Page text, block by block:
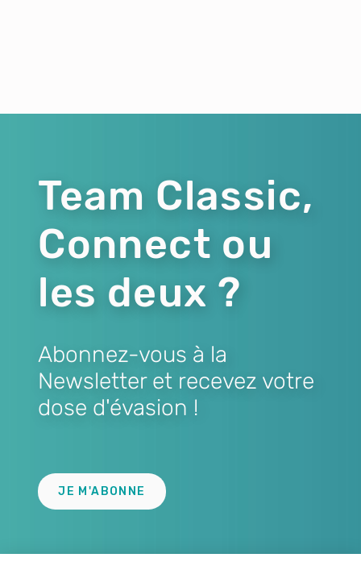
Team Classic,
Connect ou
les deux ?
Abonnez-vous à la
Newsletter et recevez votre
dose d'évasion !
JE M'ABONNE